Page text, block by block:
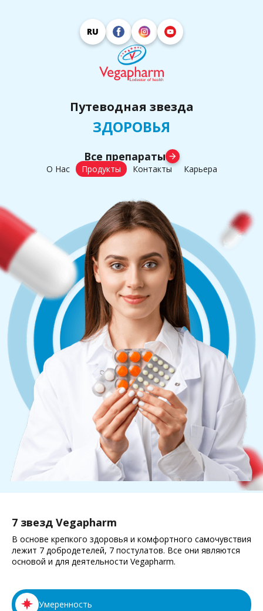
RU
Путеводная звезда
ЗДОРОВЬЯ
Все препараты arrow_forward
О Нас Продукты Контакты Карьера
7 звезд Vegapharm
В основе крепкого здоровья и комфортного самочувствия
лежит 7 добродетелей, 7 постулатов. Все они являются
основой и для деятельности Vegapharm.
Умеренность